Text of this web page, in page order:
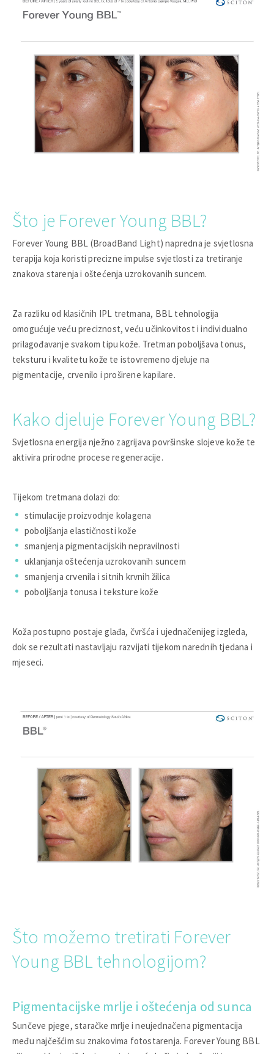
Što je Forever Young BBL?
Forever Young BBL (BroadBand Light) napredna je svjetlosna
terapija koja koristi precizne impulse svjetlosti za tretiranje
znakova starenja i oštećenja uzrokovanih suncem.
Za razliku od klasičnih IPL tretmana, BBL tehnologija
omogućuje veću preciznost, veću učinkovitost i individualno
prilagođavanje svakom tipu kože. Tretman poboljšava tonus,
teksturu i kvalitetu kože te istovremeno djeluje na
pigmentacije, crvenilo i proširene kapilare.
Kako djeluje Forever Young BBL?
Svjetlosna energija nježno zagrijava površinske slojeve kože te
aktivira prirodne procese regeneracije.
Tijekom tretmana dolazi do:
stimulacije proizvodnje kolagena
poboljšanja elastičnosti kože
smanjenja pigmentacijskih nepravilnosti
uklanjanja oštećenja uzrokovanih suncem
smanjenja crvenila i sitnih krvnih žilica
poboljšanja tonusa i teksture kože
Koža postupno postaje glađa, čvršća i ujednačenijeg izgleda,
dok se rezultati nastavljaju razvijati tijekom narednih tjedana i
mjeseci.
Što možemo tretirati Forever
Young BBL tehnologijom?
Pigmentacijske mrlje i oštećenja od sunca
Sunčeve pjege, staračke mrlje i neujednačena pigmentacija
među najčešćim su znakovima fotostarenja. Forever Young BBL